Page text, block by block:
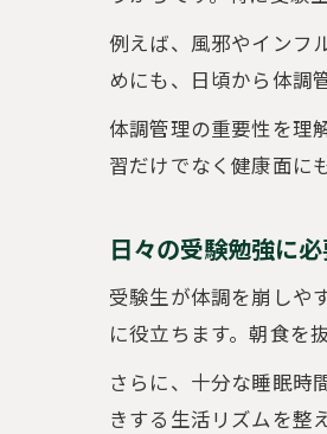
例えば、風邪やインフ
めにも、日頃から体調
体調管理の重要性を理
習だけでなく健康面に
日々の受験勉強に
受験生が体調を崩しや
に役立ちます。朝食を
さらに、十分な睡眠時
きする生活リズムを整